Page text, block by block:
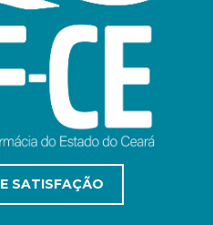
SATISFAÇÃO